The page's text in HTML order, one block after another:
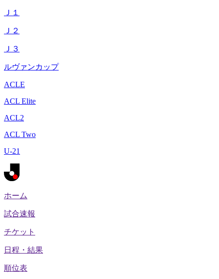
Ｊ１
Ｊ２
Ｊ３
ルヴァンカップ
ACLE
ACL Elite
ACL2
ACL Two
U-21
ホーム
試合速報
チケット
日程・結果
順位表